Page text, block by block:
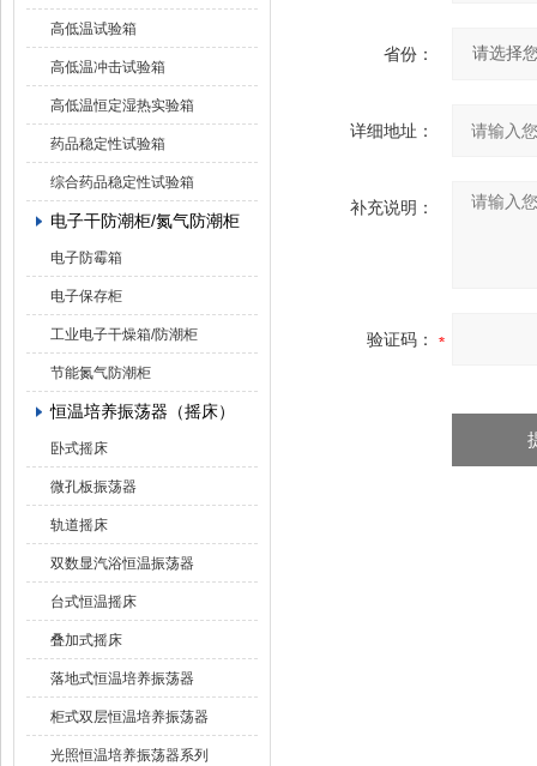
高低温试验箱
高低温冲击试验箱
高低温恒定湿热实验箱
药品稳定性试验箱
综合药品稳定性试验箱
电子干防潮柜/氮气防潮柜
电子防霉箱
电子保存柜
工业电子干燥箱/防潮柜
节能氮气防潮柜
恒温培养振荡器（摇床）
卧式摇床
微孔板振荡器
轨道摇床
双数显汽浴恒温振荡器
台式恒温摇床
叠加式摇床
落地式恒温培养振荡器
柜式双层恒温培养振荡器
光照恒温培养振荡器系列
省份：
详细地址：
补充说明：
验证码：